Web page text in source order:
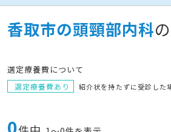
香取市の頭頸部内科
選定療養費について
選定療養費あり
紹介状を持たずに受診した
0